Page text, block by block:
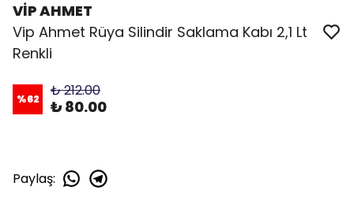
VİP AHMET
Vip Ahmet Rüya Silindir Saklama Kabı 2,1 Lt
Renkli
%62 ₺ 212.00
₺ 80.00
Paylaş: